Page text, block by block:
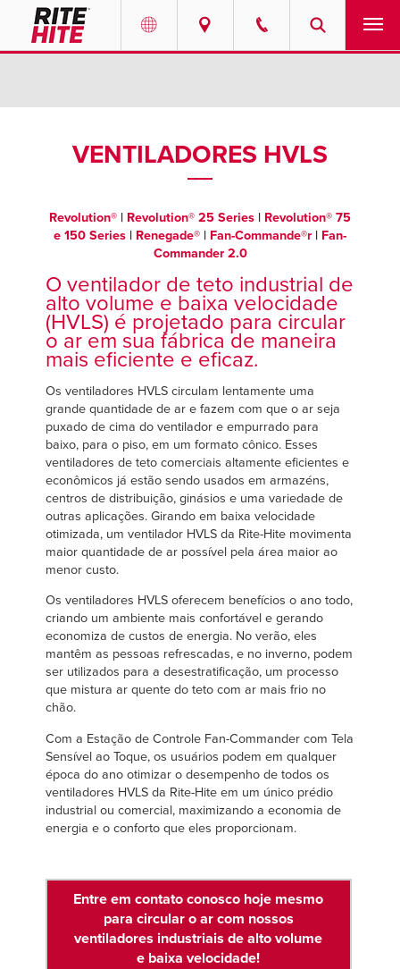
Portuguese
EUROPE
English
Français
Italiano
Dutch
ASIA PACIFIC
English
中文
MIDDLE EAST/AFRICA
SOBRE NÓS
NOTÍCIAS
CENTRO DE RECURSOS
CARREIRAS
ENCONTRAR UM REPRESENTANTE
VENTILADORES HVLS
Revolution® | Revolution® 25 Series | Revolution® 75
e 150 Series | Renegade® | Fan-Commande®r | Fan-
Commander 2.0
O ventilador de teto industrial de
alto volume e baixa velocidade
(HVLS) é projetado para circular
o ar em sua fábrica de maneira
mais eficiente e eficaz.
Os ventiladores HVLS circulam lentamente uma
grande quantidade de ar e fazem com que o ar seja
puxado de cima do ventilador e empurrado para
baixo, para o piso, em um formato cônico. Esses
ventiladores de teto comerciais altamente eficientes e
econômicos já estão sendo usados em armazéns,
centros de distribuição, ginásios e uma variedade de
outras aplicações. Girando em baixa velocidade
otimizada, um ventilador HVLS da Rite-Hite movimenta
maior quantidade de ar possível pela área maior ao
menor custo.
Os ventiladores HVLS oferecem benefícios o ano todo,
criando um ambiente mais confortável e gerando
economiza de custos de energia. No verão, eles
mantêm as pessoas refrescadas, e no inverno, podem
ser utilizados para a desestratificação, um processo
que mistura ar quente do teto com ar mais frio no
chão.
Com a Estação de Controle Fan-Commander com Tela
Sensível ao Toque, os usuários podem em qualquer
época do ano otimizar o desempenho de todos os
ventiladores HVLS da Rite-Hite em um único prédio
industrial ou comercial, maximizando a economia de
energia e o conforto que eles proporcionam.
Entre em contato conosco hoje mesmo
para circular o ar com nossos
ventiladores industriais de alto volume
e baixa velocidade!